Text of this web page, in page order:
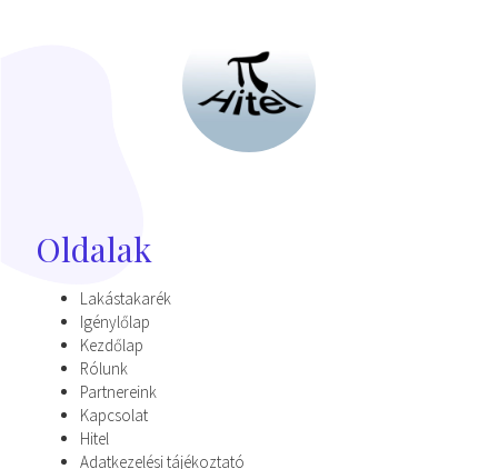
Oldalak
Lakástakarék
Igénylőlap
Kezdőlap
Rólunk
Partnereink
Kapcsolat
Hitel
Adatkezelési tájékoztató